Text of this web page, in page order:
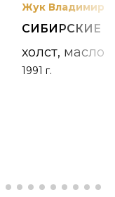
Жук Владимир
СИБИРСКИЕ
холст, масло
1991 г.